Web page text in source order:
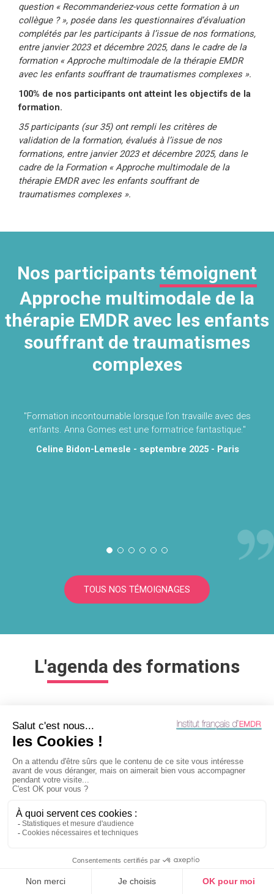
question « Recommanderiez-vous cette formation à un
collègue ? », posée dans les questionnaires d’évaluation
complétés par les participants à l’issue de nos formations,
entre janvier 2023 et décembre 2025, dans le cadre de la
formation « Approche multimodale de la thérapie EMDR
avec les enfants souffrant de traumatismes complexes ».
100% de nos participants ont atteint les objectifs de la
formation.
35 participants (sur 35) ont rempli les critères de
validation de la formation, évalués à l’issue de nos
formations, entre janvier 2023 et décembre 2025, dans le
cadre de la Formation « Approche multimodale de la
thérapie EMDR avec les enfants souffrant de
traumatismes complexes ».
Nos participants témoignent
Approche multimodale de la
thérapie EMDR avec les enfants
souffrant de traumatismes
complexes
"Formation incontournable lorsque l’on travaille avec des
enfants. Anna Gomes est une formatrice fantastique."
Celine Bidon-Lemesle - septembre 2025 - Paris
TOUS NOS TÉMOIGNAGES
L'agenda des formations
supervisions
Le 28 août 2026
Internet - Zoom
EMDR et thérapie familiale
Du 14 septembre au 18 septembre